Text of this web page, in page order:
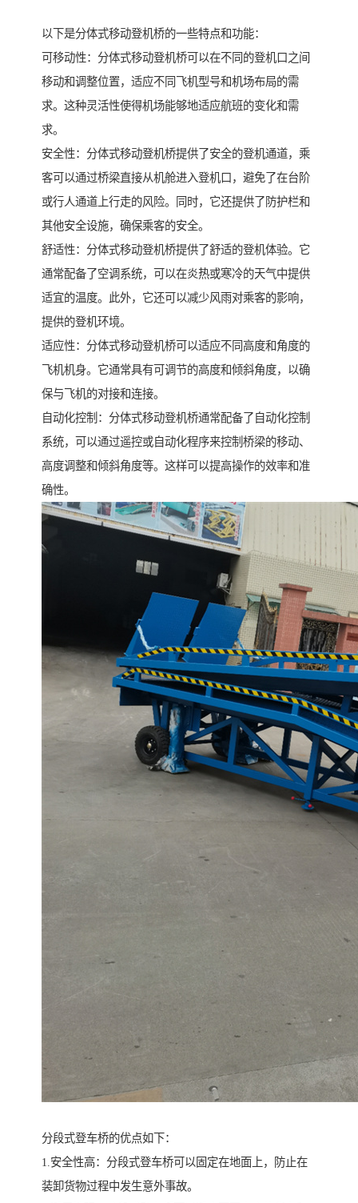
以下是分体式移动登机桥的一些特点和功能：
可移动性：分体式移动登机桥可以在不同的登机口之间
移动和调整位置，适应不同飞机型号和机场布局的需
求。这种灵活性使得机场能够地适应航班的变化和需
求。
安全性：分体式移动登机桥提供了安全的登机通道，乘
客可以通过桥梁直接从机舱进入登机口，避免了在台阶
或行人通道上行走的风险。同时，它还提供了防护栏和
其他安全设施，确保乘客的安全。
舒适性：分体式移动登机桥提供了舒适的登机体验。它
通常配备了空调系统，可以在炎热或寒冷的天气中提供
适宜的温度。此外，它还可以减少风雨对乘客的影响，
提供的登机环境。
适应性：分体式移动登机桥可以适应不同高度和角度的
飞机机身。它通常具有可调节的高度和倾斜角度，以确
保与飞机的对接和连接。
自动化控制：分体式移动登机桥通常配备了自动化控制
系统，可以通过遥控或自动化程序来控制桥梁的移动、
高度调整和倾斜角度等。这样可以提高操作的效率和准
确性。
分段式登车桥的优点如下：
1.安全性高：分段式登车桥可以固定在地面上，防止在
装卸货物过程中发生意外事故。